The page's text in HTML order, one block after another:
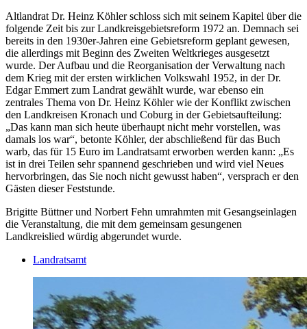
Altlandrat Dr. Heinz Köhler schloss sich mit seinem Kapitel über die
folgende Zeit bis zur Landkreisgebietsreform 1972 an. Demnach sei
bereits in den 1930er-Jahren eine Gebietsreform geplant gewesen,
die allerdings mit Beginn des Zweiten Weltkrieges ausgesetzt
wurde. Der Aufbau und die Reorganisation der Verwaltung nach
dem Krieg mit der ersten wirklichen Volkswahl 1952, in der Dr.
Edgar Emmert zum Landrat gewählt wurde, war ebenso ein
zentrales Thema von Dr. Heinz Köhler wie der Konflikt zwischen
den Landkreisen Kronach und Coburg in der Gebietsaufteilung:
„Das kann man sich heute überhaupt nicht mehr vorstellen, was
damals los war“, betonte Köhler, der abschließend für das Buch
warb, das für 15 Euro im Landratsamt erworben werden kann: „Es
ist in drei Teilen sehr spannend geschrieben und wird viel Neues
hervorbringen, das Sie noch nicht gewusst haben“, versprach er den
Gästen dieser Feststunde.
Brigitte Büttner und Norbert Fehn umrahmten mit Gesangseinlagen
die Veranstaltung, die mit dem gemeinsam gesungenen
Landkreislied würdig abgerundet wurde.
Landratsamt